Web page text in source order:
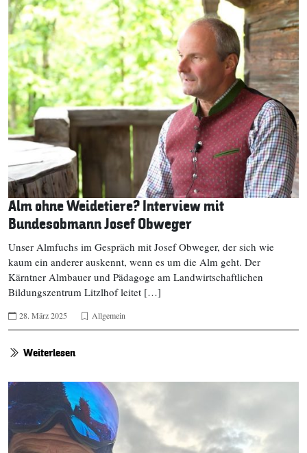
Alm ohne Weidetiere? Interview mit
Bundesobmann Josef Obweger
Unser Almfuchs im Gespräch mit Josef Obweger, der sich wie
kaum ein anderer auskennt, wenn es um die Alm geht. Der
Kärntner Almbauer und Pädagoge am Landwirtschaftlichen
Bildungszentrum Litzlhof leitet […]
28. März 2025 Allgemein
Weiterlesen